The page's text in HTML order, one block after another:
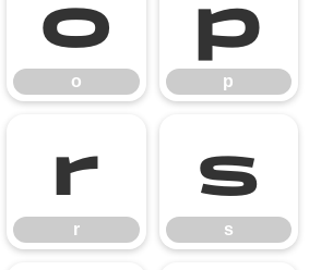
o
o
p
p
r
r
s
s